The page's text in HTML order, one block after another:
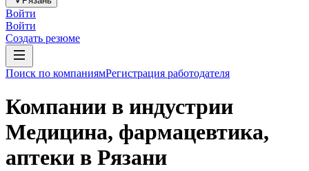
Войти
Войти
Создать резюме
Поиск по компаниямРегистрация работодателя
Компании в индустрии
Медицина, фармацевтика,
аптеки в Рязани